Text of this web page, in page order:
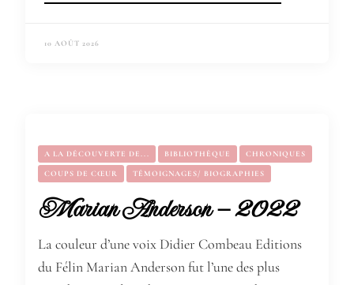
10 AOÛT 2026
A LA DÉCOUVERTE DE... BIBLIOTHÈQUE CHRONIQUES
COUPS DE CŒUR TÉMOIGNAGES/ BIOGRAPHIES
Marian Anderson – 2022
La couleur d’une voix Didier Combeau Editions
du Félin Marian Anderson fut l’une des plus